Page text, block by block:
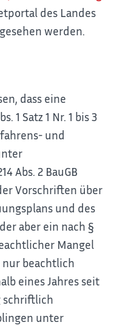
des Landes
werden.
dass eine
1 Satz 1 Nr. 1 bis 3
und
Abs. 2 BauGB
Vorschriften über
und des
aber ein nach §
Mangel
nur beachtlich
eines Jahres seit
schriftlich
unter